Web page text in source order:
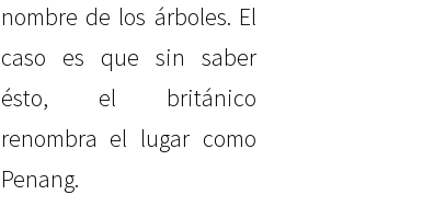
nombre de los árboles. El
caso es que sin saber
ésto, el británico
renombra el lugar como
Penang.